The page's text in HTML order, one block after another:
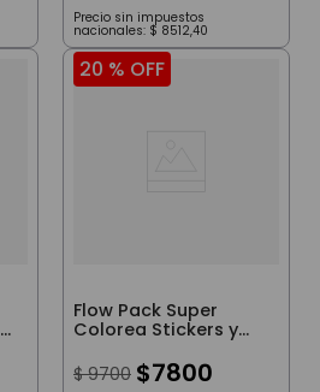
Precio sin impuestos
nacionales: $ 8512,40
20 % OFF
Flow Pack Super
Colorea Stickers y
$ 9700 $7800